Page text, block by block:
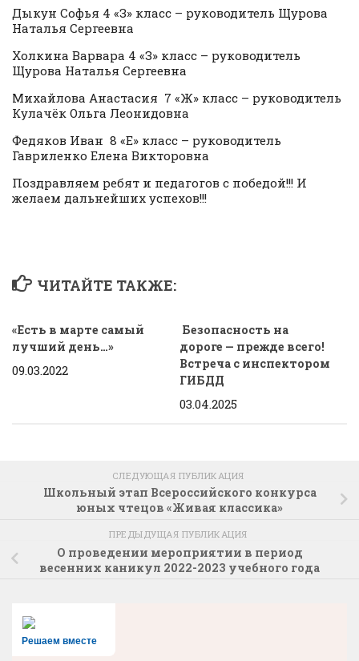
Дыкун Софья 4 «З» класс – руководитель Щурова
Наталья Сергеевна
Холкина Варвара 4 «З» класс – руководитель
Щурова Наталья Сергеевна
Михайлова Анастасия 7 «Ж» класс – руководитель
Кулачёк Ольга Леонидовна
Федяков Иван 8 «Е» класс – руководитель
Гавриленко Елена Викторовна
Поздравляем ребят и педагогов с победой!!! И
желаем дальнейших успехов!!!
ЧИТАЙТЕ ТАКЖЕ:
«Есть в марте самый
лучший день…»
09.03.2022
Безопасность на
дороге — прежде всего!
Встреча с инспектором
ГИБДД
03.04.2025
СЛЕДУЮЩАЯ ПУБЛИКАЦИЯ
Школьный этап Всероссийского конкурса
юных чтецов «Живая классика»
ПРЕДЫДУЩАЯ ПУБЛИКАЦИЯ
О проведении мероприятии в период
весенних каникул 2022-2023 учебного года
Решаем вместе